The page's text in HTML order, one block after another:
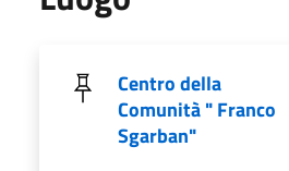
Centro della
Comunità " Franco
Sgarban"